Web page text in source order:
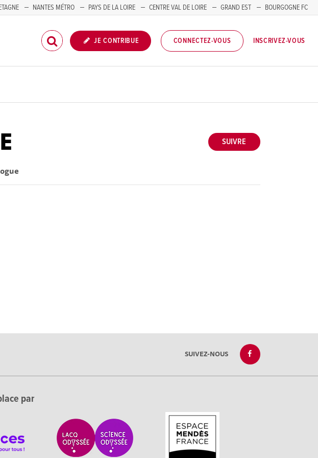
NANTES MÉTRO PAYS DE LA LOIRE CENTRE VAL DE LOIRE GRAND EST
BOURGOGNE FC
JE CONTRIBUE CONNECTEZ-VOUS INSCRIVEZ-VOUS
SUIVRE
SUIVEZ-NOUS
par